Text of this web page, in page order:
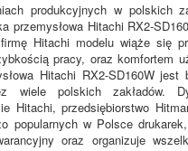
produkcyjnych w polskich
przemysłowa Hitachi RX2-
Hitachi modelu wiąże się
pracy, oraz komfortem
Hitachi RX2-SD160W
wiele polskich zakładów.
Hitachi, przedsiębiorstwo
popularnych w Polsce
oraz organizuje